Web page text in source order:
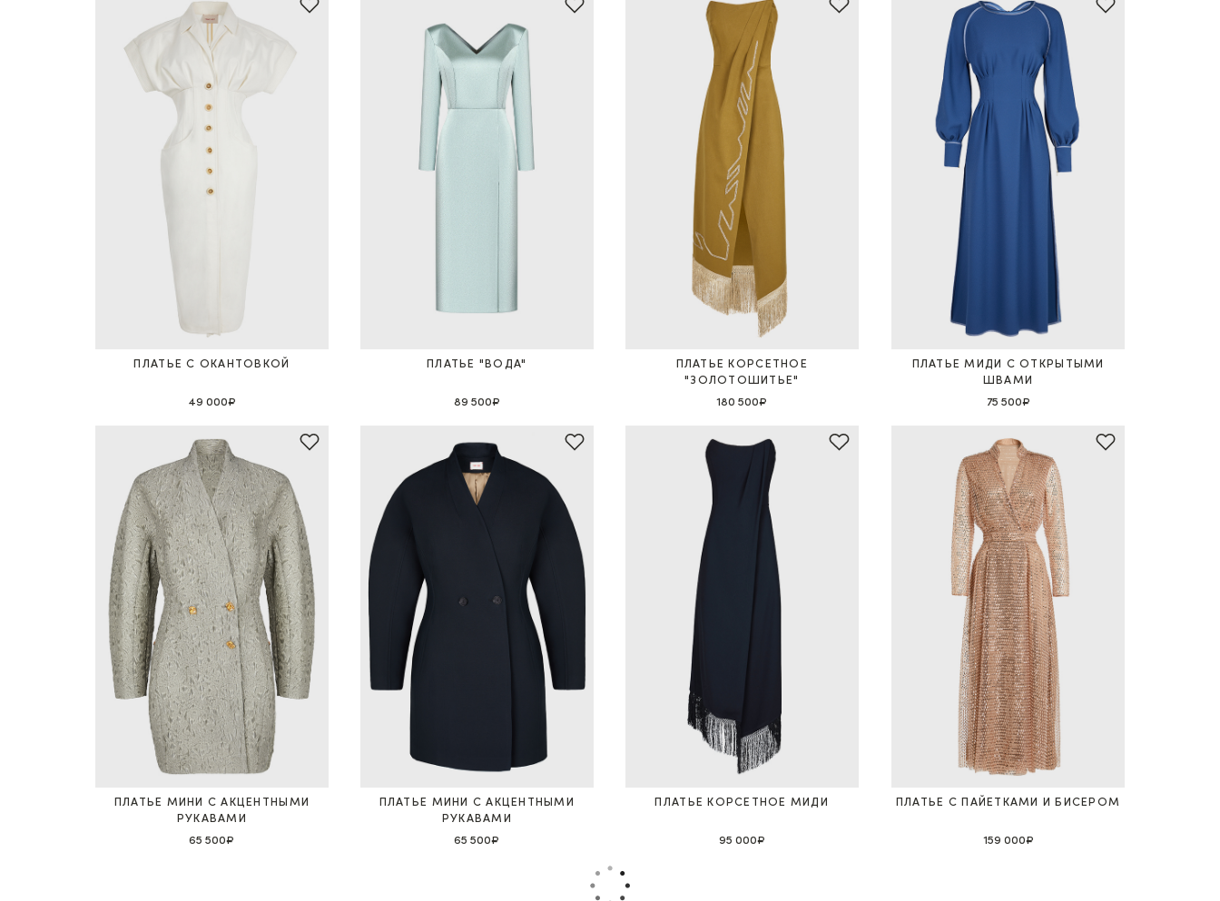
ПЛАТЬЕ С ОКАНТОВКОЙ
49 000₽
ПЛАТЬЕ "ВОДА"
89 500₽
ПЛАТЬЕ КОРСЕТНОЕ
"ЗОЛОТОШИТЬЕ"
180 500₽
ПЛАТЬЕ МИДИ С ОТКРЫТЫМИ
ШВАМИ
75 500₽
ПЛАТЬЕ МИНИ С АКЦЕНТНЫМИ
РУКАВАМИ
65 500₽
ПЛАТЬЕ МИНИ С АКЦЕНТНЫМИ
РУКАВАМИ
65 500₽
ПЛАТЬЕ КОРСЕТНОЕ МИДИ
95 000₽
ПЛАТЬЕ С ПАЙЕТКАМИ И БИСЕРОМ
159 000₽